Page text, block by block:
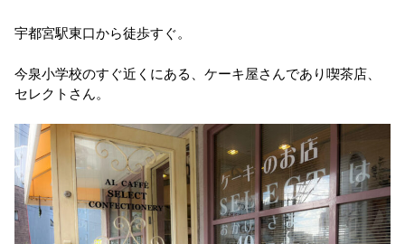
宇都宮駅東口から徒歩すぐ。
今泉小学校のすぐ近くにある、ケーキ屋さんであり喫茶店、
セレクトさん。